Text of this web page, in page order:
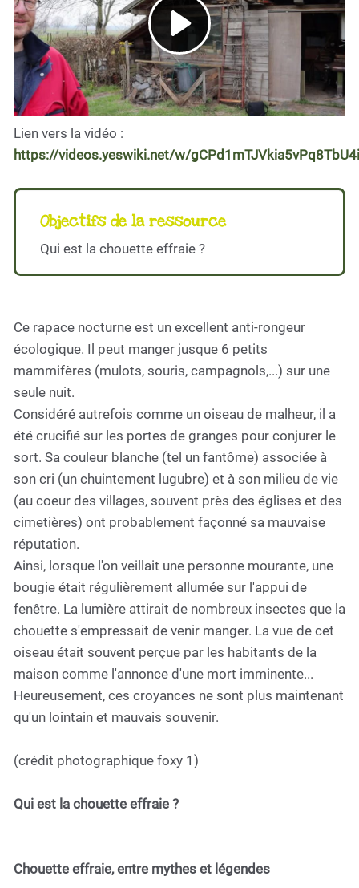
Lien vers la vidéo :
https://videos.yeswiki.net/w/gCPd1mTJVkia5vPq8TbU4i
Objectifs de la ressource
Qui est la chouette effraie ?
Ce rapace nocturne est un excellent anti-rongeur
écologique. Il peut manger jusque 6 petits
mammifères (mulots, souris, campagnols,...) sur une
seule nuit.
Considéré autrefois comme un oiseau de malheur, il a
été crucifié sur les portes de granges pour conjurer le
sort. Sa couleur blanche (tel un fantôme) associée à
son cri (un chuintement lugubre) et à son milieu de vie
(au coeur des villages, souvent près des églises et des
cimetières) ont probablement façonné sa mauvaise
réputation.
Ainsi, lorsque l'on veillait une personne mourante, une
bougie était régulièrement allumée sur l'appui de
fenêtre. La lumière attirait de nombreux insectes que la
chouette s'empressait de venir manger. La vue de cet
oiseau était souvent perçue par les habitants de la
maison comme l'annonce d'une mort imminente...
Heureusement, ces croyances ne sont plus maintenant
qu'un lointain et mauvais souvenir.
(crédit photographique foxy 1)
Qui est la chouette effraie ?
Chouette effraie, entre mythes et légendes